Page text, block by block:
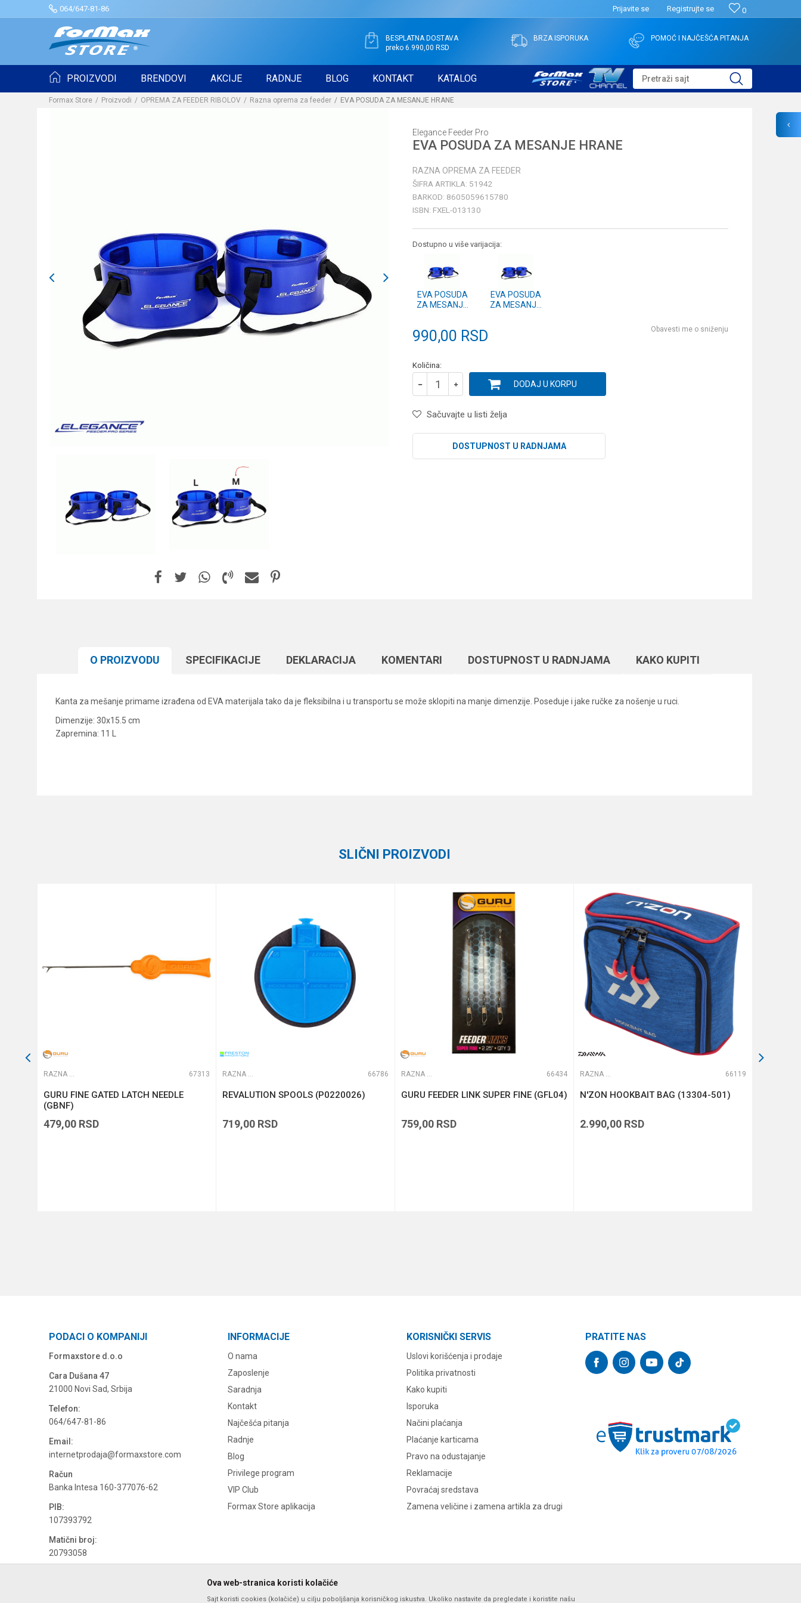
064/647-81-86 0
Prijavite se Registrujte se
BESPLATNA DOSTAVA
preko 6.990,00 RSD
BRZA ISPORUKA POMOĆ I NAJČEŠĆA PITANJA
PROIZVODI BRENDOVI AKCIJE RADNJE BLOG KONTAKT KATALOG Pretraži sajt
Formax Store Proizvodi OPREMA ZA FEEDER RIBOLOV Razna oprema za feeder EVA POSUDA ZA MESANJE HRANE
Elegance Feeder Pro
EVA POSUDA ZA MESANJE HRANE
RAZNA OPREMA ZA FEEDER
ŠIFRA ARTIKLA: 51942
BARKOD: 8605059615780
ISBN: FXEL-013130
Dostupno u više varijacija:
EVA POSUDA
ZA MESANJE
EVA POSUDA
ZA MESANJE
990,00 RSD Obavesti me o sniženju
Količina:
DODAJ U KORPU
Sačuvajte u listi želja
DOSTUPNOST U RADNJAMA
O PROIZVODU SPECIFIKACIJЕ DEKLARACIJA KOMENTARI DOSTUPNOST U RADNJAMA KAKO KUPITI
Kanta za mešanje primame izrađena od EVA materijala tako da je fleksibilna i u transportu se može sklopiti na manje dimenzije. Poseduje i jake ručke za nošenje u ruci.
Dimenzije: 30x15.5 cm
Zapremina: 11 L
Anti-spam zaštita - izračunajte koliko je 4 + 1 :
POŠALJI
SLIČNI PROIZVODI
RAZNA OPREMA ZA FEEDER 67313
GURU FINE GATED LATCH NEEDLE
(GBNF)
479,00 RSD
RAZNA OPREMA ZA FEEDER 66786
REVALUTION SPOOLS (P0220026)
719,00 RSD
RAZNA OPREMA ZA FEEDER 66434
GURU FEEDER LINK SUPER FINE (GFL04)
759,00 RSD
RAZNA OPREMA ZA FEEDER 66119
N'ZON HOOKBAIT BAG (13304-501)
2.990,00 RSD
PODACI O KOMPANIJI
Formaxstore d.o.o
Cara Dušana 47
21000 Novi Sad, Srbija
Telefon:
064/647-81-86
Email:
internetprodaja@formaxstore.com
Račun
Banka Intesa 160-377076-62
PIB:
107393792
Matični broj:
20793058
INFORMACIJE
O nama
Zaposlenje
Saradnja
Kontakt
Najčešća pitanja
Radnje
Blog
Privilege program
VIP Club
Formax Store aplikacija
KORISNIČKI SERVIS
Uslovi korišćenja i prodaje
Politika privatnosti
Kako kupiti
Isporuka
Načini plaćanja
Plaćanje karticama
Pravo na odustajanje
Reklamacije
Povraćaj sredstava
Zamena veličine i zamena artikla za drugi
PRATITE NAS
Ova web-stranica koristi kolačiće
Sajt koristi cookies (kolačiće) u cilju poboljšanja korisničkog iskustva. Ukoliko nastavite da pregledate i koristite našu